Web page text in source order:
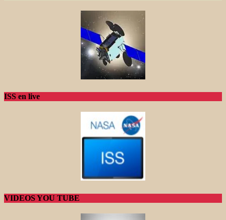
ISS en live
VIDEOS YOU TUBE